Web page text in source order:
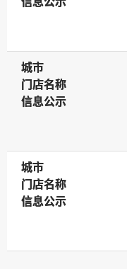
城市
城市
门店名称
门店名称
信息公示
信息公示
城市
城市
门店名称
门店名称
信息公示
信息公示